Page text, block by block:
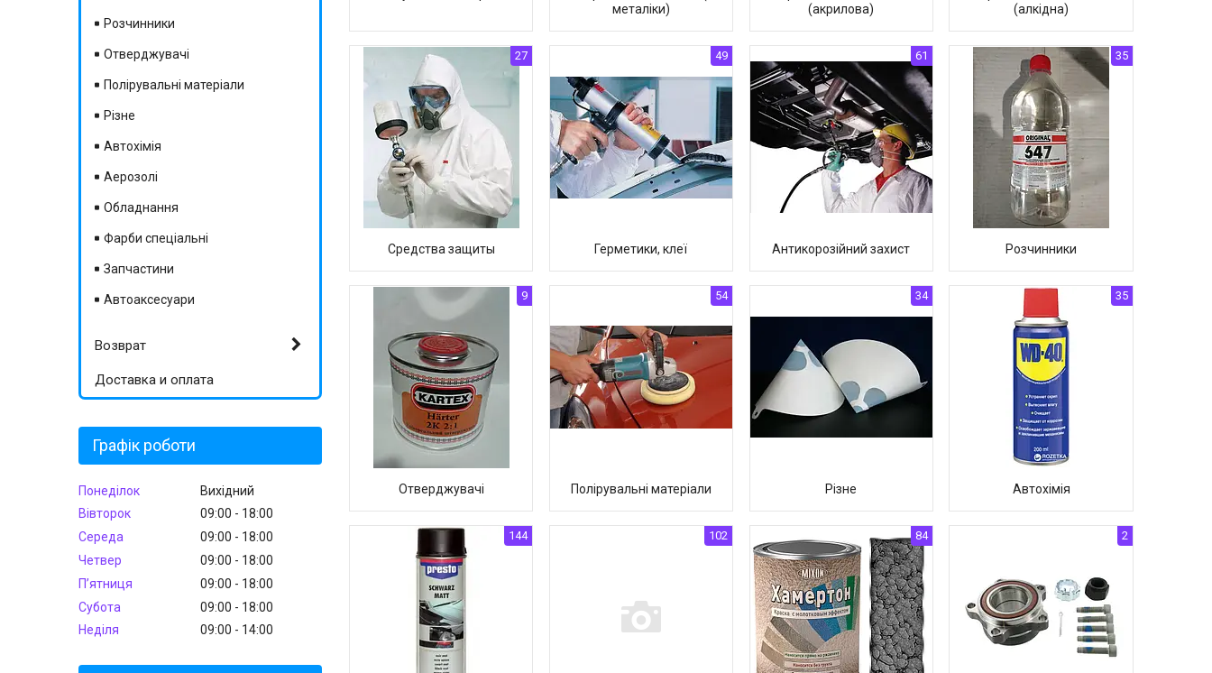
металіки)
(акрилова)
(алкідна)
27
Средства защиты
49
Герметики, клеї
61
Антикорозійний захист
35
Розчинники
9
Отверджувачі
54
Полірувальні матеріали
34
Різне
35
Автохімія
144 102 84 2
Розчинники
Отверджувачі
Полірувальні матеріали
Різне
Автохімія
Аерозолі
Обладнання
Фарби спеціальні
Запчастини
Автоаксесуари
Возврат
Доставка и оплата
Графік роботи
Понеділок
Вихідний
Вівторок
09:00
18:00
Середа
09:00
18:00
Четвер
09:00
18:00
Пʼятниця
09:00
18:00
Субота
09:00
18:00
Неділя
09:00 14:00